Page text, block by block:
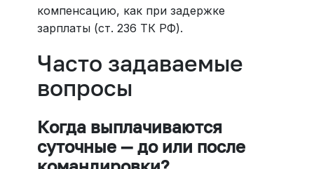
компенсацию, как при задержке
зарплаты (ст. 236 ТК РФ).
Часто задаваемые
вопросы
Когда выплачиваются
суточные — до или после